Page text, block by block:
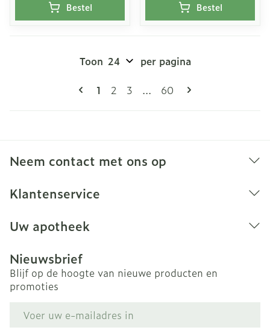
Bestel Bestel
Pagina's
U lees momenteel pagina
1 Pagina
2 Pagina
3 ... Pagina
60
Toon per pagina
Neem contact met ons op
Klantenservice
Uw apotheek
Nieuwsbrief
Blijf op de hoogte van nieuwe producten en
promoties